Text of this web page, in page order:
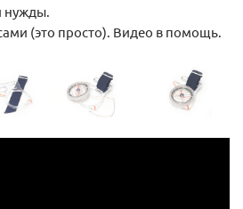
нужды.
(это просто). Видео в помощь.